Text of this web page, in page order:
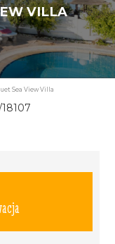
VILLA
Sea View Villa